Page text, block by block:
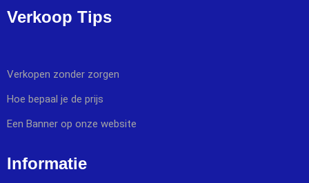
Verkoop Tips
Verkopen zonder zorgen
Hoe bepaal je de prijs
Een Banner op onze website
Informatie